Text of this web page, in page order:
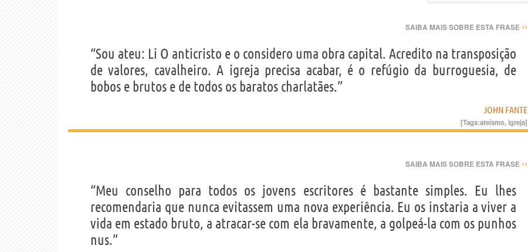
SAIBA MAIS SOBRE ESTA FRASE ››
“Sou ateu: Li O anticristo e o considero uma obra capital. Acredito na transposição
de valores, cavalheiro. A igreja precisa acabar, é o refúgio da burroguesia, de
bobos e brutos e de todos os baratos charlatães.”
JOHN FANTE
[Tags:ateísmo,igreja]
SAIBA MAIS SOBRE ESTA FRASE ››
“Meu conselho para todos os jovens escritores é bastante simples. Eu lhes
recomendaria que nunca evitassem uma nova experiência. Eu os instaria a viver a
vida em estado bruto, a atracar-se com ela bravamente, a golpeá-la com os punhos
nus.”